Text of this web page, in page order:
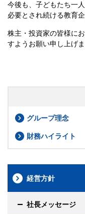
今後も、子どもたち一
必要とされ続ける教育
株主・投資家の皆様に
すようお願い申し上げま
グループ理念
財務ハイライト
経営方針
社長メッセージ